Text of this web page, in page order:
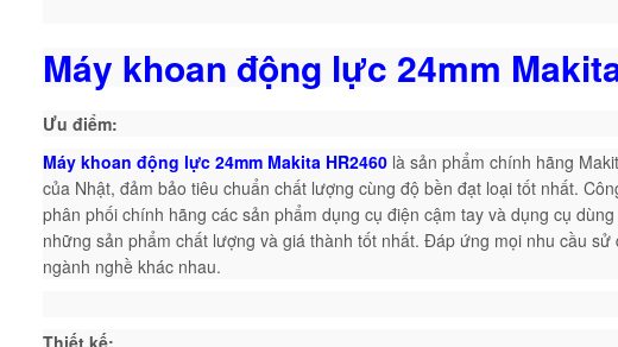
Máy khoan động lực 24mm
Ưu điểm:
Máy khoan động lực 24mm Makita HR2460 là sản phẩm chính hãng
của Nhật, đảm bảo tiêu chuẩn chất lượng cùng độ bền đạt loại tốt nhất.
phân phối chính hãng các sản phẩm dụng cụ điện cậm tay và dụng cụ
những sản phẩm chất lượng và giá thành tốt nhất. Đáp ứng mọi nhu cầu
ngành nghề khác nhau.